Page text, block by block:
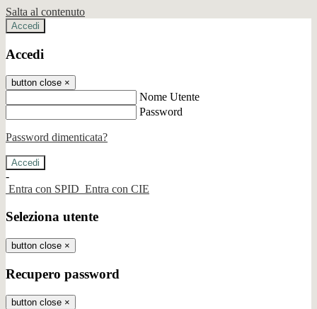
Salta al contenuto
Accedi
Accedi
button close ×
Nome Utente
Password
Password dimenticata?
-
Entra con SPID Entra con CIE
Seleziona utente
button close ×
Recupero password
button close ×